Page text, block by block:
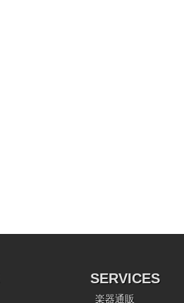
SERVICES
楽器通販